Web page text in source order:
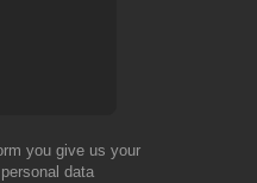
you give us your
data